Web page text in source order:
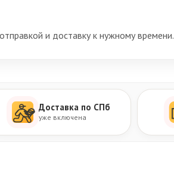
и доставку к нужному времени.
Доставка по СПб
уже включена